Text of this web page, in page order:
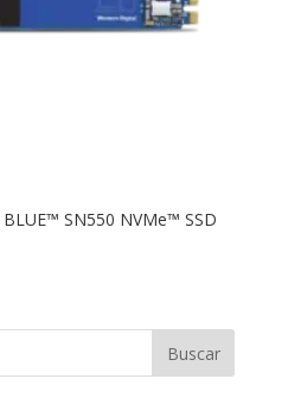
SN550 NVMe™ SSD